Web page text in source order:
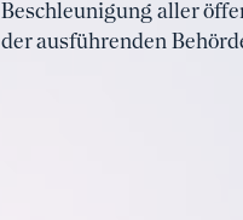
Beschleunigung aller
der ausführenden